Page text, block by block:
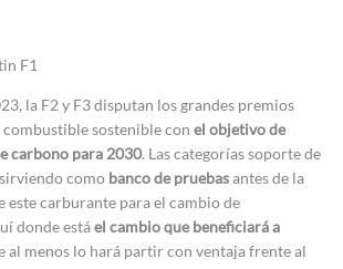
F1
la F2 y F3 disputan los grandes premios
sostenible con el objetivo de
carbono para 2030. Las categorías soporte de
como banco de pruebasantes de la
este carburante para el cambio de
donde estáel cambio que beneficiará a
al menos lo hará partir con ventaja frente al